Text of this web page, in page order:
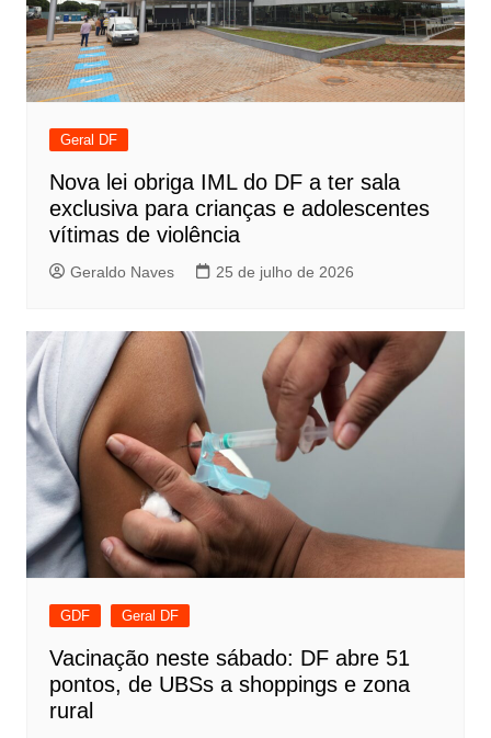
Geral DF
Nova lei obriga IML do DF a ter sala
exclusiva para crianças e adolescentes
vítimas de violência
Geraldo Naves 25 de julho de 2026
GDF Geral DF
Vacinação neste sábado: DF abre 51
pontos, de UBSs a shoppings e zona
rural